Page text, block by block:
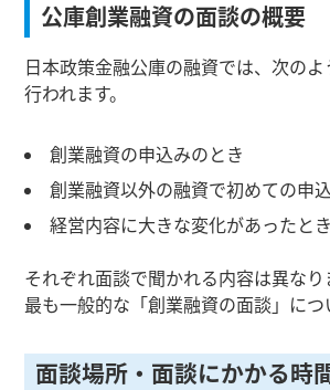
公庫創業融資の面談の概要
日本政策金融公庫の融資では、次の
行われます。
創業融資の申込みのとき
創業融資以外の融資で初めての申
経営内容に大きな変化があったとき
それぞれ面談で聞かれる内容は異な
最も一般的な「創業融資の面談」につ
面談場所・面談にかかる時